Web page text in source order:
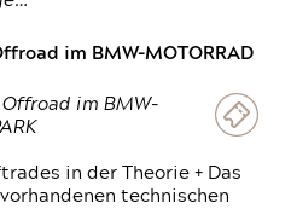
im BMW-MOTORRAD
im BMW-
in der Theorie + Das
technischen